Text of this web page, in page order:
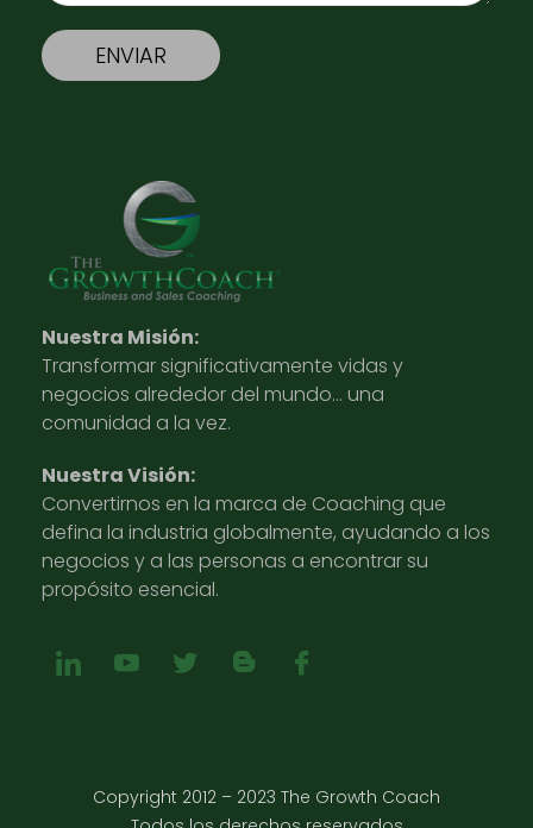
Nuestra Misión:
Transformar significativamente vidas y
negocios alrededor del mundo… una
comunidad a la vez.
Nuestra Visión:
Convertirnos en la marca de Coaching que
defina la industria globalmente, ayudando a los
negocios y a las personas a encontrar su
propósito esencial.
Copyright 2012 – 2023 The Growth Coach